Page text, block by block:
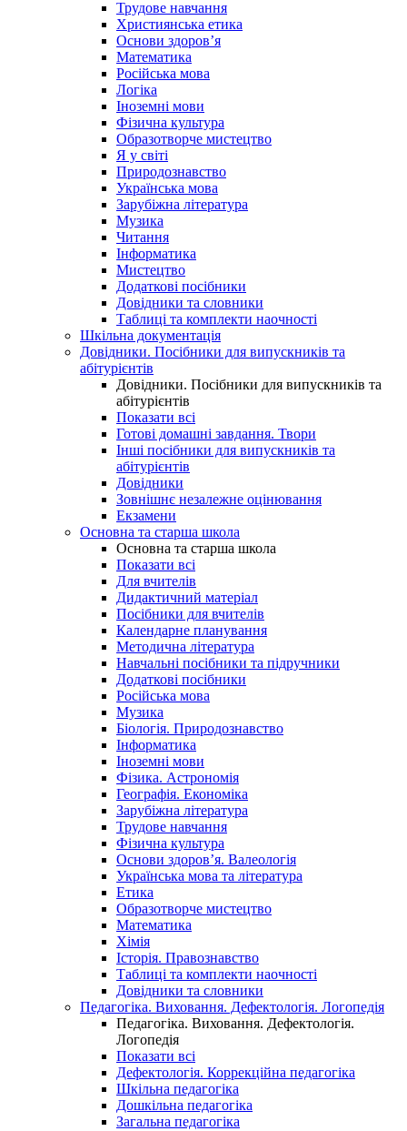
Трудове навчання
Християнська етика
Основи здоров’я
Математика
Російська мова
Логіка
Іноземні мови
Фізична культура
Образотворче мистецтво
Я у світі
Природознавство
Українська мова
Зарубіжна література
Музика
Читання
Інформатика
Мистецтво
Додаткові посібники
Довідники та словники
Таблиці та комплекти наочності
Шкільна документація
Довідники. Посібники для випускників та
абітурієнтів
Довідники. Посібники для випускників та
абітурієнтів
Показати всі
Готові домашні завдання. Твори
Інші посібники для випускників та
абітурієнтів
Довідники
Зовнішнє незалежне оцінювання
Екзамени
Основна та старша школа
Основна та старша школа
Показати всі
Для вчителів
Дидактичний матеріал
Посібники для вчителів
Календарне планування
Методична література
Навчальні посібники та підручники
Додаткові посібники
Російська мова
Музика
Біологія. Природознавство
Інформатика
Іноземні мови
Фізика. Астрономія
Географія. Економіка
Зарубіжна література
Трудове навчання
Фізична культура
Основи здоров’я. Валеологія
Українська мова та література
Етика
Образотворче мистецтво
Математика
Хімія
Історія. Правознавство
Таблиці та комплекти наочності
Довідники та словники
Педагогіка. Виховання. Дефектологія. Логопедія
Педагогіка. Виховання. Дефектологія.
Логопедія
Показати всі
Дефектологія. Коррекційна педагогіка
Шкільна педагогіка
Дошкільна педагогіка
Загальна педагогіка